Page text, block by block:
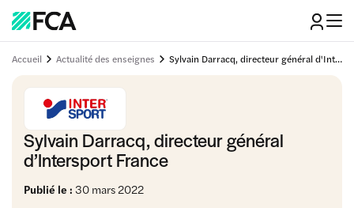
Accueil Actualité des enseignes Sylvain Darracq, directeur général d'Intersport France
Sylvain Darracq, directeur général
d’Intersport France
Publié le : 30 mars 2022